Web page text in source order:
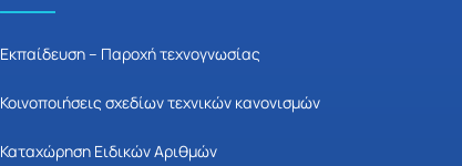
Εκπαίδευση – Παροχή τεχνογνωσίας
Κοινοποιήσεις σχεδίων τεχνικών κανονισμών
Καταχώρηση Ειδικών Αριθμών